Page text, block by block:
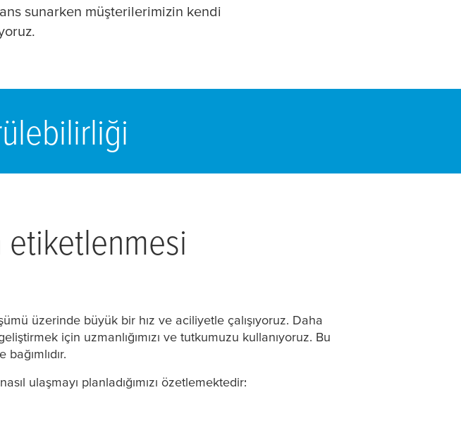
sunarken müşterilerimizin kendi
etiketlenmesi
üzerinde büyük bir hız ve aciliyetle çalışıyoruz. Daha
için uzmanlığımızı ve tutkumuzu kullanıyoruz. Bu
ulaşmayı planladığımızı özetlemektedir: